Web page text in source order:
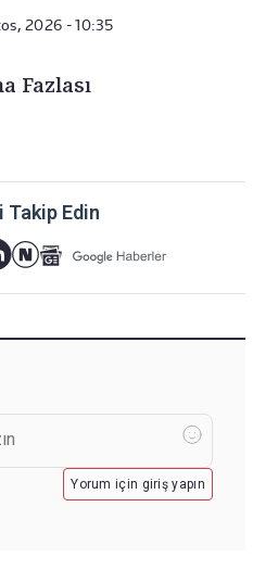
2026 - 10:35
Fazlası
Takip Edin
Yorum için giriş yapın